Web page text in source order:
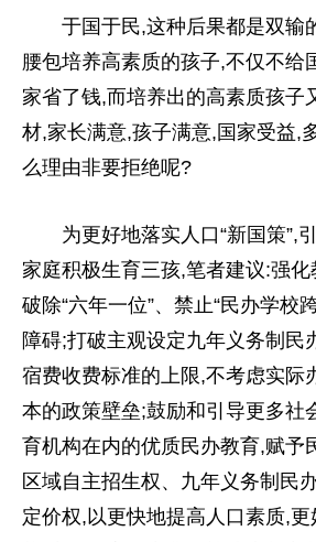
于国于民,这种后果都是双输
腰包培养高素质的孩子,不仅不给
家省了钱,而培养出的高素质孩子
材,家长满意,孩子满意, 国家受益,
么理由非要拒绝呢?
为更好地落实 人口“新国策”,
家庭积极生育三孩,笔者建议:强
破除“六年一位”、禁止“民办学校
障碍;打破主观设定九年义务制民
宿费收费标准的上限,不考虑实际
本的政策壁垒;鼓励和引导更多社
育机构在内的优质民办教育,赋予
区域自主招生权、九年义务制民
定价权,以更快地提高人口素质,